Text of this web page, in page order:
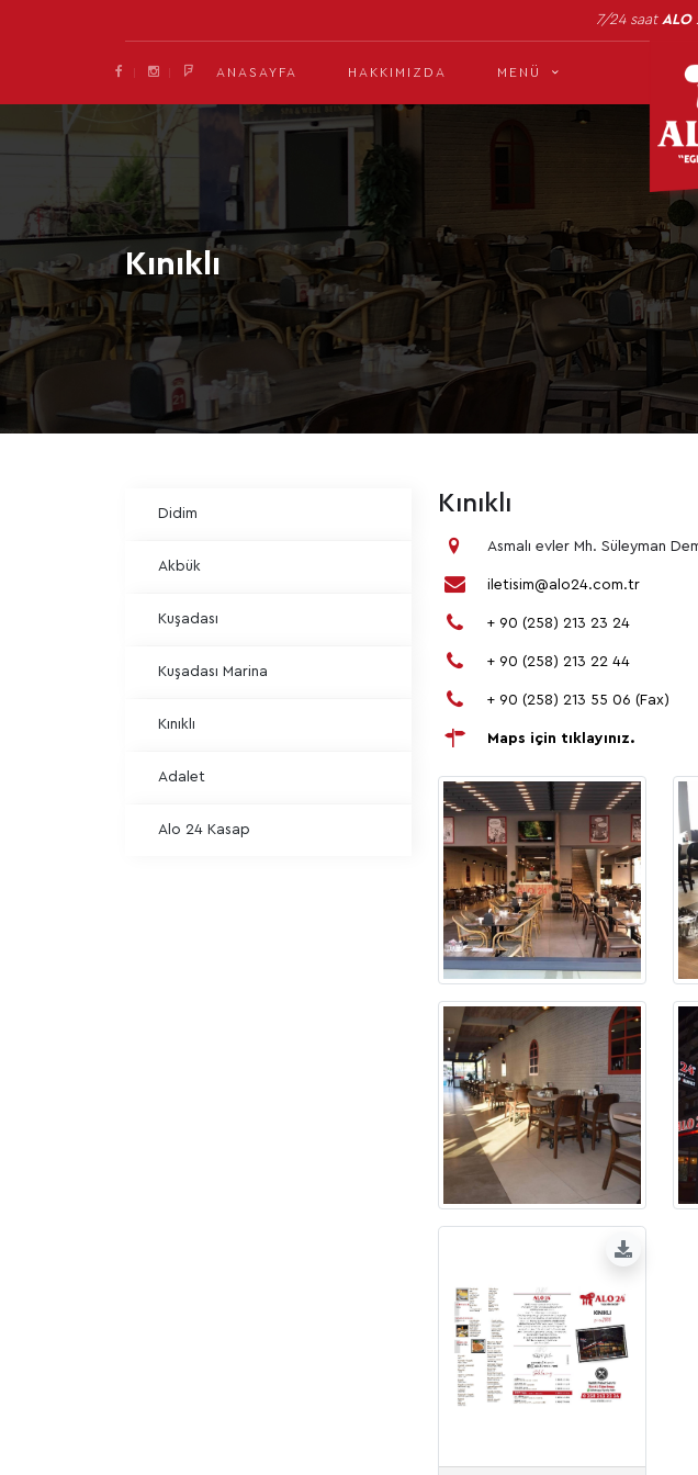
7/24 saat ALO
ANASAYFA HAKKIMIZDA MENÜ
Kınıklı
Didim
Akbük
Kuşadası
Kuşadası Marina
Kınıklı
Adalet
Alo 24 Kasap
Kınıklı
Asmalı evler Mh. Süleyman
iletisim@alo24.com.tr
+ 90 (258) 213 23 24
+ 90 (258) 213 22 44
+ 90 (258) 213 55 06 (Fax)
Maps için tıklayınız.